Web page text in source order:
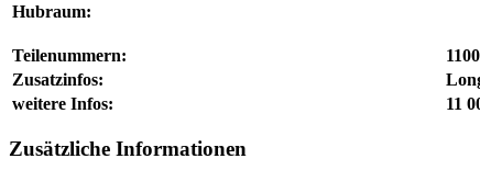
Hubraum:
Teilenummern:
Zusatzinfos:
weitere Infos:
11
Zusätzliche Informationen